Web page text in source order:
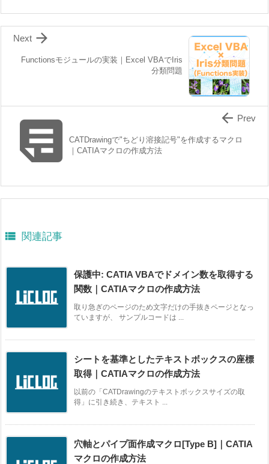
Functionsモジュールの実装｜Excel VBAでIris
分類問題

Next
CATDrawingで"ちどり溶接記号"を作成するマクロ
｜CATIAマクロの作成方法
 Prev
 関連記事
保護中: CATIA VBAでドメイン数を取得する
関数｜CATIAマクロの作成方法
取り急ぎのページのため文字だけの手抜きページとなっ
ていますが、 サンプルコードは ...
シートを基準としたテキストボックスの座標
取得｜CATIAマクロの作成方法
以前の「CATDrawingのテキストボックスサイズの取
得」に引き続き、テキスト ...
穴軸とパイプ面作成マクロ[Type B]｜CATIA
マクロの作成方法